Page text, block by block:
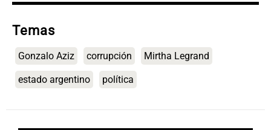
Temas
Gonzalo Aziz corrupción Mirtha Legrand
estado argentino política